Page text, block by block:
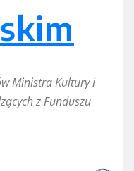
Ministra Kultury i
z Funduszu